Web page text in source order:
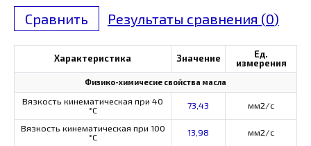
Сравнить Результаты сравнения (0)
Характеристика Значение
Ед.
измерения
Физико-химичесие свойства масла
Вязкость кинематическая при 40
°С
73,43 мм2/с
Вязкость кинематическая при 100
°С
13,98 мм2/с